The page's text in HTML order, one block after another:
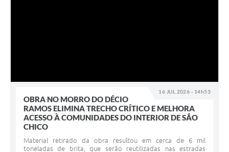
16 JUL 2026 - 14h53
OBRA NO MORRO DO DÉCIO
RAMOS ELIMINA TRECHO CRÍTICO E MELHORA
ACESSO À COMUNIDADES DO INTERIOR DE SÃO
CHICO
Material retirado da obra resultou em cerca de 6 mil
toneladas de brita, que serão reutilizadas nas estradas